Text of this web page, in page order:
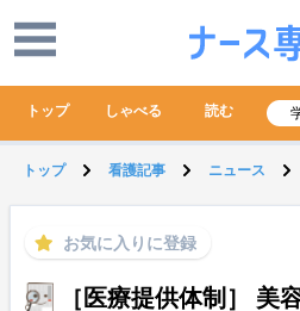
トップ しゃべる 読む
トップ 看護記事 ニュース
お気に入りに登録
［医療提供体制］ 美